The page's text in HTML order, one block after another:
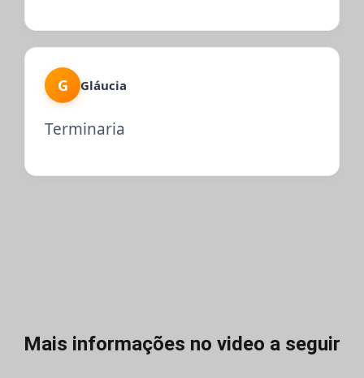
G Gláucia
Terminaria
Mais informações no video a seguir